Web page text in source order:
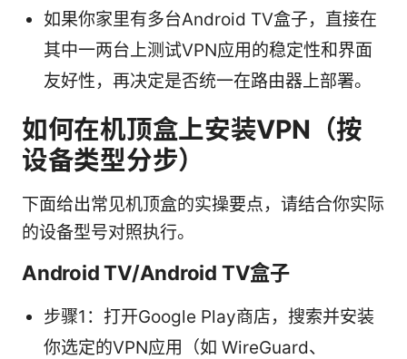
如果你家里有多台Android TV盒子，直接在
其中一两台上测试VPN应用的稳定性和界面
友好性，再决定是否统一在路由器上部署。
如何在机顶盒上安装VPN（按
设备类型分步）
下面给出常见机顶盒的实操要点，请结合你实际
的设备型号对照执行。
Android TV/Android TV盒子
步骤1：打开Google Play商店，搜索并安装
你选定的VPN应用（如 WireGuard、